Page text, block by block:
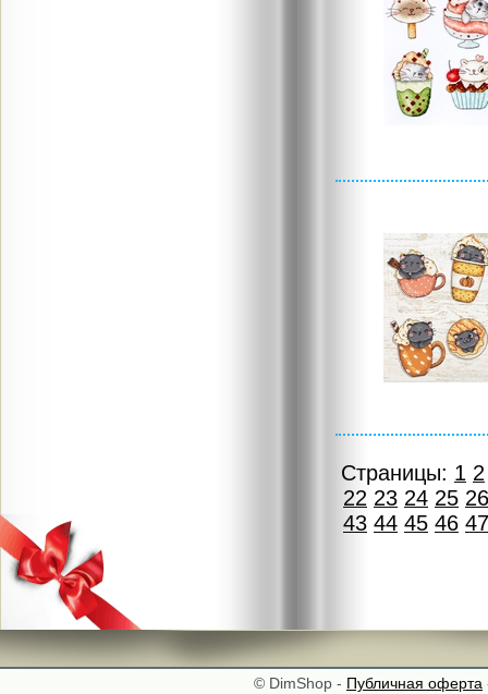
Страницы: 1 2
22 23 24 25 26
43 44 45 46 47
© DimShop - Публичная оферта